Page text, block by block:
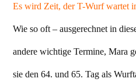
Es wird Zeit, der T-Wurf wartet
Wie so oft – ausgerechnet in
andere wichtige Termine, Mara
sie den 64. und 65. Tag als